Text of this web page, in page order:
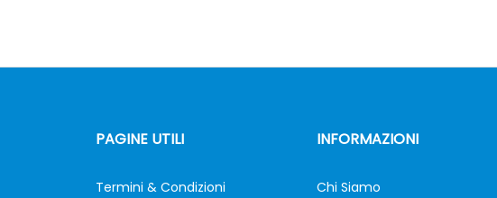
PAGINE UTILI
Termini & Condizioni
INFORMAZIONI
Chi Siamo